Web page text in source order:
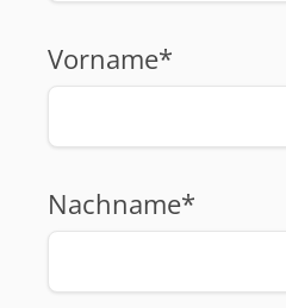
Vorname*
Nachname*